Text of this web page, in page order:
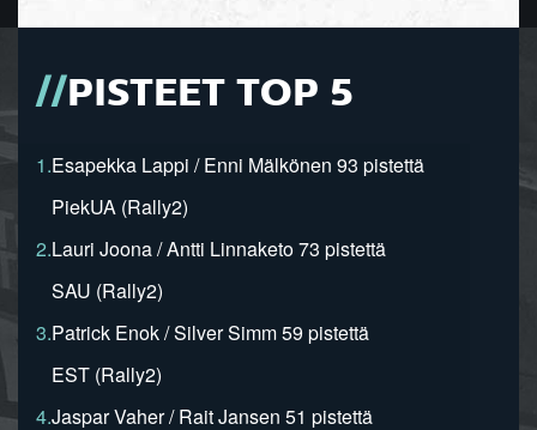
PISTEET TOP 5
1.Esapekka Lappi / Enni Mälkönen 93 pistettä
PiekUA (Rally2)
2.Lauri Joona / Antti Linnaketo 73 pistettä
SAU (Rally2)
3.Patrick Enok / Silver Simm 59 pistettä
EST (Rally2)
4.Jaspar Vaher / Rait Jansen 51 pistettä